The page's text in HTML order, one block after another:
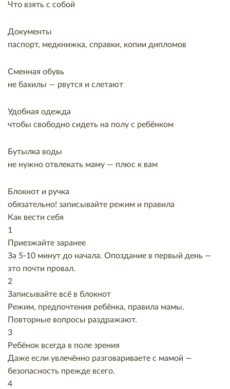
Что взять с собой
Документы
паспорт, медкнижка, справки, копии дипломов
Сменная обувь
не бахилы — рвутся и слетают
Удобная одежда
чтобы свободно сидеть на полу с ребёнком
Бутылка воды
не нужно отвлекать маму — плюс к вам
Блокнот и ручка
обязательно! записывайте режим и правила
Как вести себя
1
Приезжайте заранее
За 5-10 минут до начала. Опоздание в первый день —
это почти провал.
2
Записывайте всё в блокнот
Режим, предпочтения ребёнка, правила мамы.
Повторные вопросы раздражают.
3
Ребёнок всегда в поле зрения
Даже если увлечённо разговариваете с мамой —
безопасность прежде всего.
4